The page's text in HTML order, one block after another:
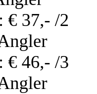
€ 37,- /2
€ 46,- /3